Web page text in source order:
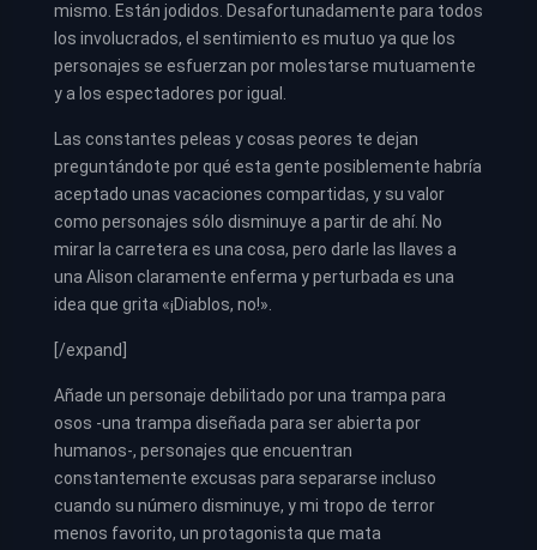
mismo. Están jodidos. Desafortunadamente para todos
los involucrados, el sentimiento es mutuo ya que los
personajes se esfuerzan por molestarse mutuamente
y a los espectadores por igual.
Las constantes peleas y cosas peores te dejan
preguntándote por qué esta gente posiblemente habría
aceptado unas vacaciones compartidas, y su valor
como personajes sólo disminuye a partir de ahí. No
mirar la carretera es una cosa, pero darle las llaves a
una Alison claramente enferma y perturbada es una
idea que grita «¡Diablos, no!».
[/expand]
Añade un personaje debilitado por una trampa para
osos -una trampa diseñada para ser abierta por
humanos-, personajes que encuentran
constantemente excusas para separarse incluso
cuando su número disminuye, y mi tropo de terror
menos favorito, un protagonista que mata